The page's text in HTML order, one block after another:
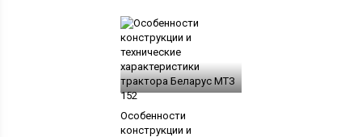
Особенности
конструкции и